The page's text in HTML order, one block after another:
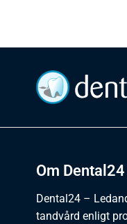
Om Dental24
Dental24 –
tandvård enligt